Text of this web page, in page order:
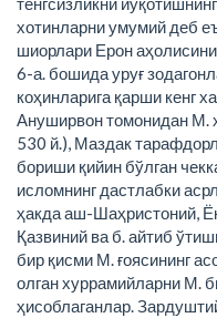
хотинларни умумий деб
шиорлари Ерон
6-а. бошида уруғ
коҳинларига қарши кенг
Ануширвон томонидан М.
530 й.), Маздак
бориши қийин бўлган
исломнинг дастлабки
ҳакда аш-Шаҳристоний,
Қазвиний ва б. айтиб
бир қисми М. ғоясининг
олган хуррамийларни М.
ҳисоблаганлар.